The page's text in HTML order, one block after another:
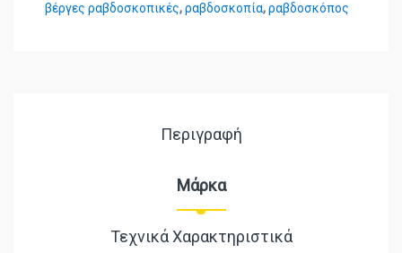
βέργες ραβδοσκοπικές,ραβδοσκοπία,ραβδοσκόπος
Περιγραφή
Μάρκα
Τεχνικά Χαρακτηριστικά